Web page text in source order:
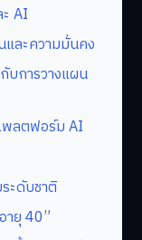
AI
และความมั่นคง
บการวางแผน
พลตฟอร์ม AI
ะดับชาติ
ายุ 40”